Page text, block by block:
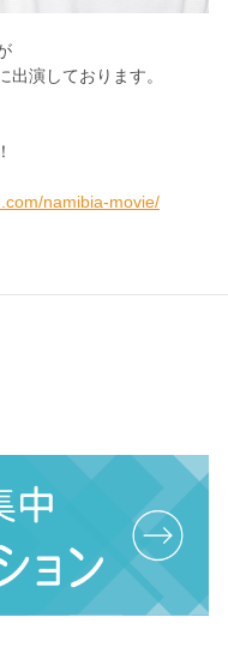
演しております。
namibia-movie/